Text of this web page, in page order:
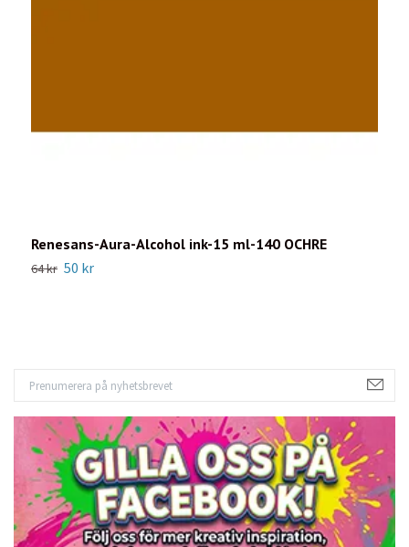
Renesans-Aura-Alcohol ink-15 ml-140 OCHRE
64 kr 50 kr